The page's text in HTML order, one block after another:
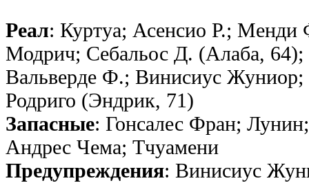
Реал: Куртуа; Асенсио Р.;
Модрич; Себальос Д. (Алаба,
Вальверде Ф.; Винисиус
Родриго (Эндрик, 71)
Запасные: Гонсалес Фрaн;
Андрес Чема; Тчуамени
Предупреждения: Винисиус